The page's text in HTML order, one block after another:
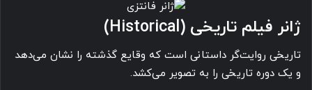
ژانر فیلم تاریخی (Historical)
تاریخی روایت‌گر داستانی است که وقایع گذشته را نشان می‌دهد
و یک دوره تاریخی را به تصویر می‌کشد.